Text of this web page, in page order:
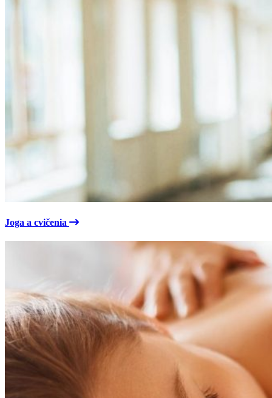
Joga a cvičenia